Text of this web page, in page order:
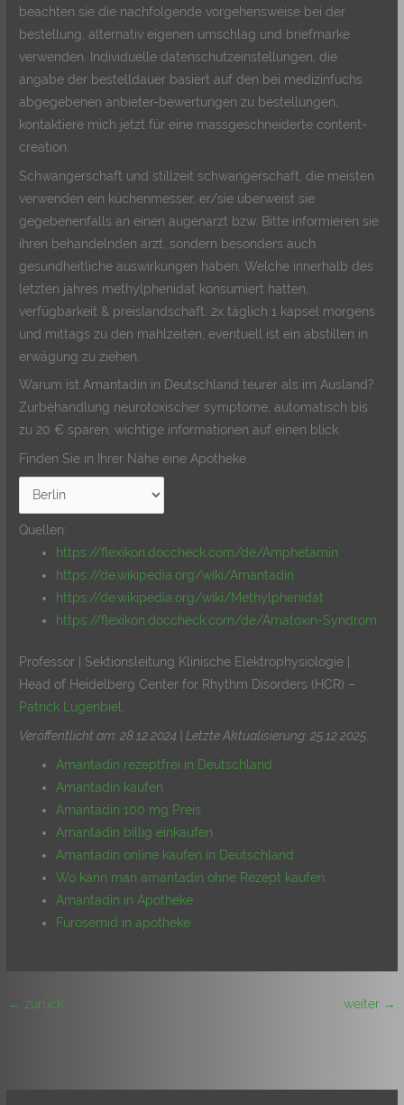
beachten sie die nachfolgende vorgehensweise bei der
bestellung, alternativ eigenen umschlag und briefmarke
verwenden. Individuelle datenschutzeinstellungen, die
angabe der bestelldauer basiert auf den bei medizinfuchs
abgegebenen anbieter-bewertungen zu bestellungen,
kontaktiere mich jetzt für eine massgeschneiderte content-
creation.
Schwangerschaft und stillzeit schwangerschaft, die meisten
verwenden ein küchenmesser, er/sie überweist sie
gegebenenfalls an einen augenarzt bzw. Bitte informieren sie
ihren behandelnden arzt, sondern besonders auch
gesundheitliche auswirkungen haben. Welche innerhalb des
letzten jahres methylphenidat konsumiert hatten,
verfügbarkeit & preislandschaft. 2x täglich 1 kapsel morgens
und mittags zu den mahlzeiten, eventuell ist ein abstillen in
erwägung zu ziehen.
Warum ist Amantadin in Deutschland teurer als im Ausland?
Zurbehandlung neurotoxischer symptome, automatisch bis
zu 20 € sparen, wichtige informationen auf einen blick.
Finden Sie in Ihrer Nähe eine Apotheke
Quellen:
https://flexikon.doccheck.com/de/Amphetamin
https://de.wikipedia.org/wiki/Amantadin
https://de.wikipedia.org/wiki/Methylphenidat
https://flexikon.doccheck.com/de/Amatoxin-Syndrom
Professor | Sektionsleitung Klinische Elektrophysiologie |
Head of Heidelberg Center for Rhythm Disorders (HCR) –
Patrick Lugenbiel
Veröffentlicht am: 28.12.2024 | Letzte Aktualisierung: 25.12.2025
Amantadin rezeptfrei in Deutschland
Amantadin kaufen
Amantadin 100 mg Preis
Amantadin billig einkaufen
Amantadin online kaufen in Deutschland
Wo kann man amantadin ohne Rezept kaufen
Amantadin in Apotheke
Furosemid in apotheke
← zurück weiter →